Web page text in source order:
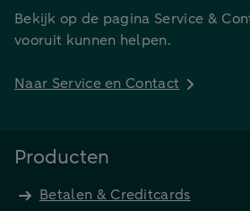
Bekijk op de pagina Service &
vooruit kunnen helpen.
Naar Service en Contact
Producten
Betalen & Creditcards